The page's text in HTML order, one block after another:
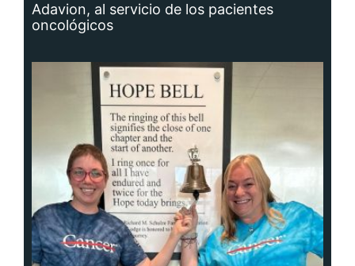
Adavion, al servicio de los pacientes
oncológicos